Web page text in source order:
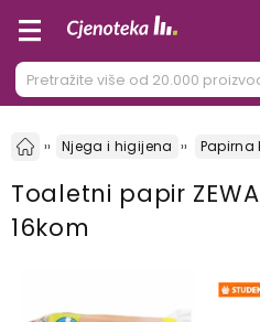
Njega i higijena Papirna
Toaletni papir
16kom